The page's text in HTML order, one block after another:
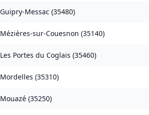
Guipry-Messac (35480)
Mézières-sur-Couesnon (35140)
Les Portes du Coglais (35460)
Mordelles (35310)
Mouazé (35250)